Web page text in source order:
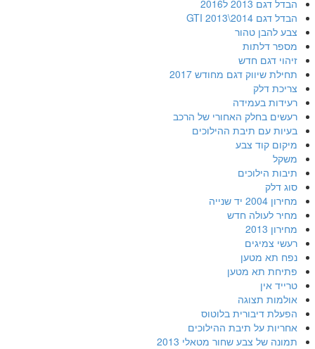
הבדל דגם 2013 ל2016
הבדל דגם GTI 2013\2014
צבע להבן טהור
מספר דלתות
זיהוי דגם חדש
תחילת שיווק דגם מחודש 2017
צריכת דלק
רעידות בעמידה
רעשים בחלק האחורי של הרכב
בעיות עם תיבת ההילוכים
מיקום קוד צבע
משקל
תיבות הילוכים
סוג דלק
מחירון 2004 יד שנייה
מחיר לעולה חדש
מחירון 2013
רעשי צמיגים
נפח תא מטען
פתיחת תא מטען
טרייד אין
אולמות תצוגה
הפעלת דיבורית בלוטוס
אחריות על תיבת ההילוכים
תמונה של צבע שחור מטאלי 2013